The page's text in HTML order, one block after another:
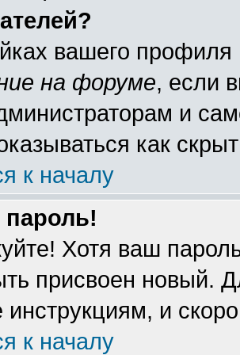
вашего
на форуме, если
и
как
к началу
Хотя ваш
присвоен новый.
инструкциям, и
к началу